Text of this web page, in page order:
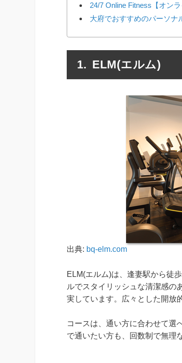
24/7 Online Fitness【オンラ
大府でおすすめのパーソナ
ELM(エルム)
出典: bq-elm.com
ELM(エルム)は、逢妻駅から徒
ルでスタイリッシュな清潔感の
実しています。広々とした開放
コースは、通い方に合わせて選
で通いたい方も、回数制で無理